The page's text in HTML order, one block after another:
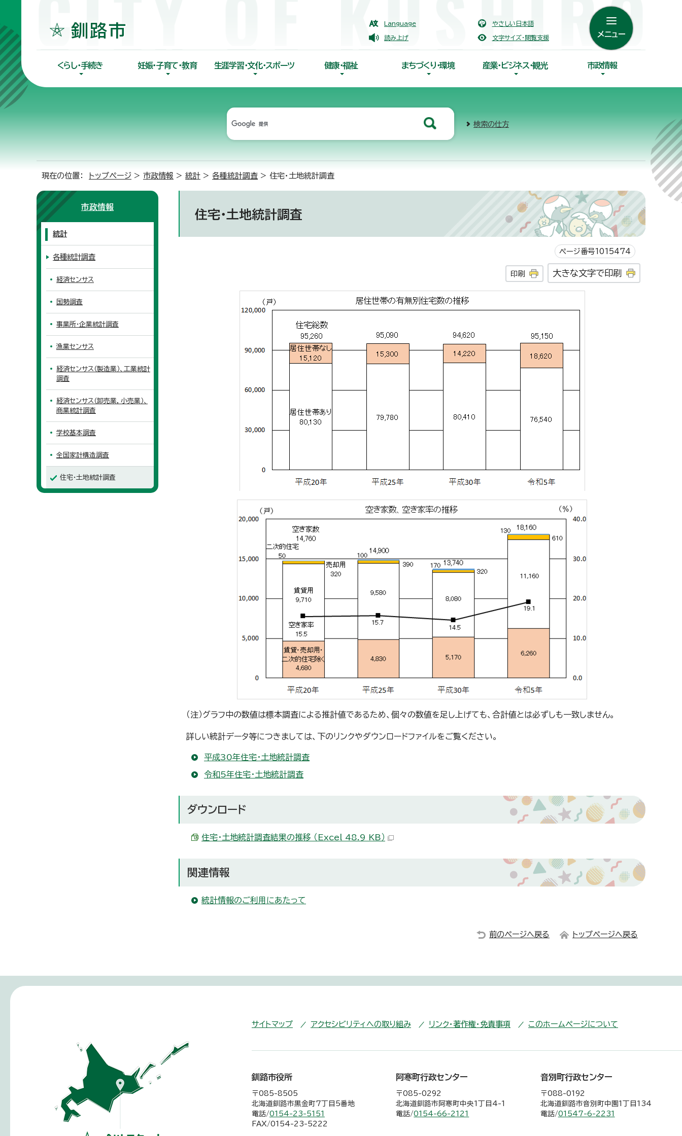
Language やさしい日本語
読み上げ 文字サイズ・閲覧支援 メニュー
くらし・手続き 妊娠・子育て・教育 生涯学習・文化・スポーツ 健康・福祉 まちづくり・環境 産業・ビジネス・観光 市政情報
検索の仕方
現在の位置： トップページ > 市政情報 > 統計 > 各種統計調査 > 住宅・土地統計調査
住宅・土地統計調査
ページ番号1015474
印刷 大きな文字で印刷
（注）グラフ中の数値は標本調査による推計値であるため、個々の数値を足し上げても、合計値とは必ずしも一致しません。
詳しい統計データ等につきましては、下のリンクやダウンロードファイルをご覧ください。
平成30年住宅・土地統計調査
令和5年住宅・土地統計調査
ダウンロード
住宅・土地統計調査結果の推移 （Excel 48.9 KB）
関連情報
統計情報のご利用にあたって
市政情報
統計
各種統計調査
経済センサス
国勢調査
事業所・企業統計調査
漁業センサス
経済センサス（製造業）、工業統計
調査
経済センサス（卸売業，小売業）、
商業統計調査
学校基本調査
全国家計構造調査
住宅・土地統計調査
前のページへ戻る トップページへ戻る
サイトマップ アクセシビリティへの取り組み リンク・著作権・免責事項 このホームページについて
釧路市役所
〒085-8505
北海道釧路市黒金町7丁目5番地
電話/0154-23-5151
FAX/0154-23-5222
阿寒町行政センター
〒085-0292
北海道釧路市阿寒町中央1丁目4-1
電話/0154-66-2121
音別町行政センター
〒088-0192
北海道釧路市音別町中園1丁目134
電話/01547-6-2231